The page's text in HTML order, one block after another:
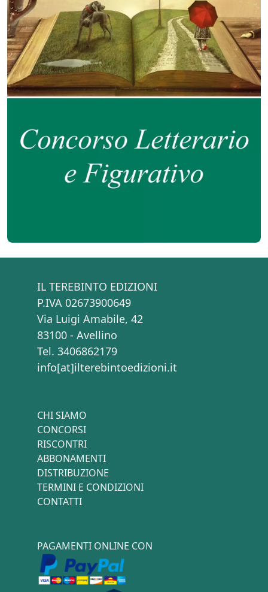
IL TEREBINTO EDIZIONI
P.IVA 02673900649
Via Luigi Amabile, 42
83100 - Avellino
Tel. 3406862179
info[at]ilterebintoedizioni.it
CHI SIAMO
CONCORSI
RISCONTRI
ABBONAMENTI
DISTRIBUZIONE
TERMINI E CONDIZIONI
CONTATTI
PAGAMENTI ONLINE CON